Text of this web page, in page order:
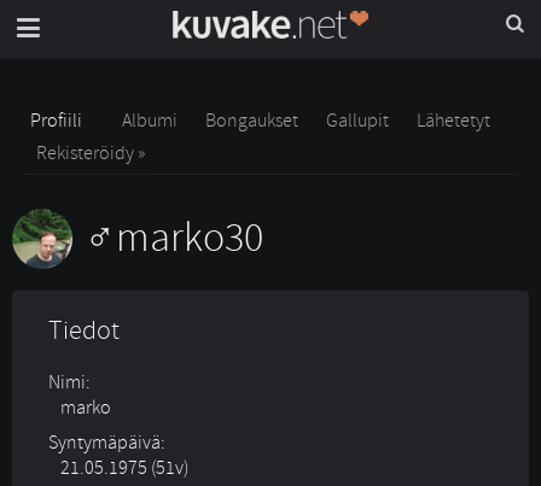
Profiili Albumi Bongaukset Gallupit
Lähetetyt
Rekisteröidy »
marko30
Tiedot
Nimi:
marko
Syntymäpäivä:
21.05.1975 (51v)